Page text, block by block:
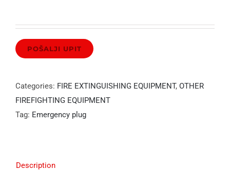
Categories: FIRE EXTINGUISHING EQUIPMENT, OTHER
FIREFIGHTING EQUIPMENT
Tag: Emergency plug
Description